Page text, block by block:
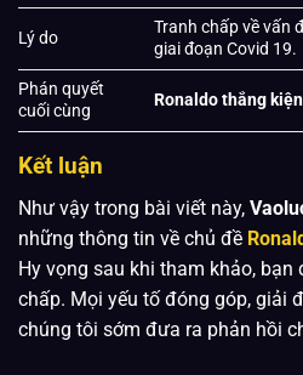
Lý do
Tranh chấp về vấn
giai đoạn Covid 19.
Phán quyết
cuối cùng
Ronaldo thắng
Kết luận
Như vậy trong bài viết này,
những thông tin về chủ đề
Hy vọng sau khi tham khảo, bạn
chấp. Mọi yếu tố đóng góp, giải
chúng tôi sớm đưa ra phản hồi